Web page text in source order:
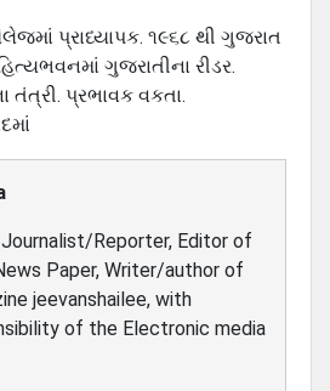
પ્રાધ્યાપક. ૧૯૬૮ થી ગુજરાત
ગુજરાતીના રીડર.
તંત્રી. પ્રભાવક વકતા.
Journalist/Reporter, Editor of
Paper, Writer/author of
jeevanshailee, with
of the Electronic media